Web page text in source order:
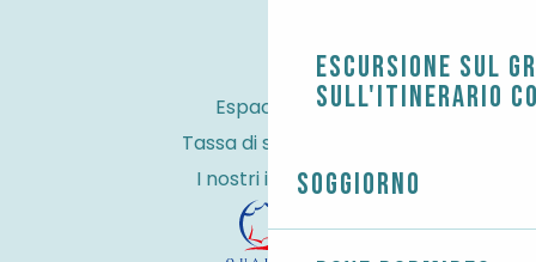
Escursione sul
sull'itinerario
Soggiorno
Espace Pro
Tassa di soggiorno
I nostri impegni